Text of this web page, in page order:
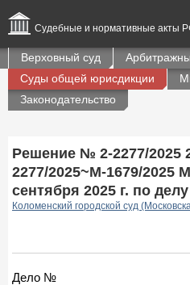
Судебные и нормативные акты
Верховный суд
Суды общей юрисдикции
Законодательство
Решение № 2-2277/2025
2277/2025~М-1679/2025
сентября 2025 г. по
Коломенский городской суд
Дело №